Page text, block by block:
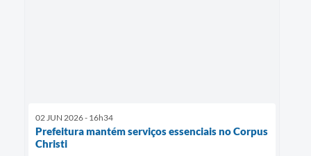
02 JUN 2026 - 16h34
Prefeitura mantém serviços essenciais no Corpus
Christi